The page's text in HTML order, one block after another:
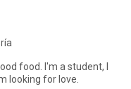
food. I'm a student, I
looking for love.